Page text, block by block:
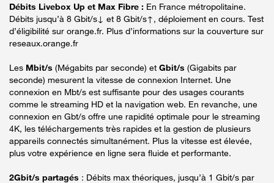
Débits Livebox Up et Max Fibre : En France métropolitaine.
Débits jusqu’à 8 Gbit/s↓ et 8 Gbit/s↑, déploiement en cours. Test
d’éligibilité sur orange.fr. Plus d’informations sur la couverture sur
reseaux.orange.fr
Les Mbit/s (Mégabits par seconde) et Gbit/s (Gigabits par
seconde) mesurent la vitesse de connexion Internet. Une
connexion en Mbt/s est suffisante pour des usages courants
comme le streaming HD et la navigation web. En revanche, une
connexion en Gbt/s offre une rapidité optimale pour le streaming
4K, les téléchargements très rapides et la gestion de plusieurs
appareils connectés simultanément. Plus la vitesse est élevée,
plus votre expérience en ligne sera fluide et performante.
2Gbit/s partagés : Débits max théoriques, jusqu’à 1 Gbit/s par